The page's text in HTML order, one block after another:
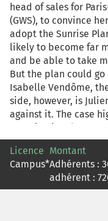
head of sales for
(GWS), to convince
adopt the Sunrise
likely to become far
and be able to take
But the plan could
Isabelle Vendôme,
side, however, is
against it. The case
organizational
Licence
Campus*
Montant
Adhérents :
adhérent :